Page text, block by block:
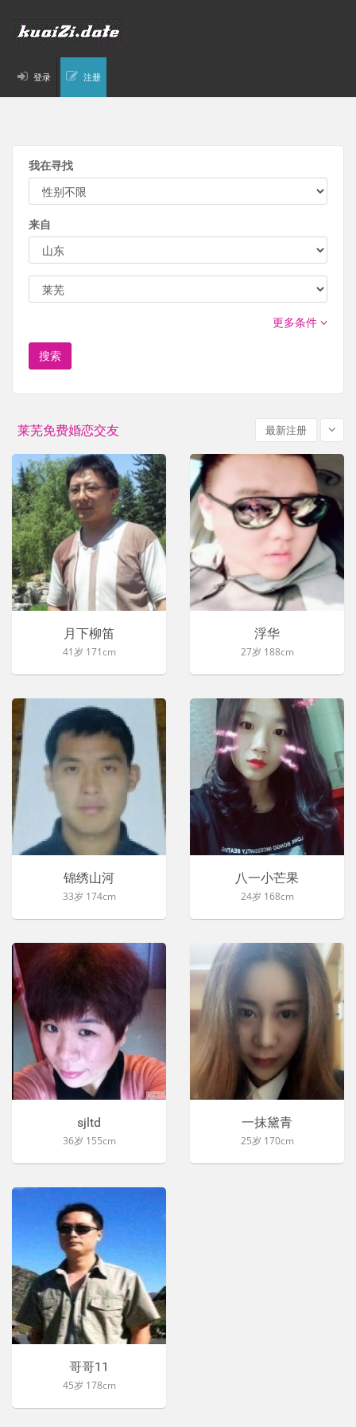
登录 注册
我在寻找
来自
更多条件
搜索
莱芜免费婚恋交友 最新注册
月下柳笛
41岁 171cm
浮华
27岁 188cm
锦绣山河
33岁 174cm
八一小芒果
24岁 168cm
sjltd
36岁 155cm
一抹黛青
25岁 170cm
哥哥11
45岁 178cm